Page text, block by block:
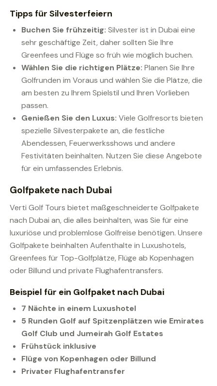
Tipps für Silvesterfeiern
Buchen Sie frühzeitig: Silvester ist in Dubai eine
sehr geschäftige Zeit, daher sollten Sie Ihre
Greenfees und Flüge so früh wie möglich buchen.
Wählen Sie die richtigen Plätze: Planen Sie Ihre
Golfrunden im Voraus und wählen Sie die Plätze, die
am besten zu Ihrem Spielstil und Ihren Vorlieben
passen.
Genießen Sie den Luxus: Viele Golfresorts bieten
spezielle Silvesterpakete an, die festliche
Abendessen, Feuerwerksshows und andere
Festivitäten beinhalten. Nutzen Sie diese Angebote
für ein umfassendes Erlebnis.
Golfpakete nach Dubai
Verti Golf Tours bietet maßgeschneiderte Golfpakete
nach Dubai an, die alles beinhalten, was Sie für eine
luxuriöse und problemlose Golfreise benötigen. Unsere
Golfpakete beinhalten Aufenthalte in Luxushotels,
Greenfees für Top-Golfplätze, Flüge ab Kopenhagen
oder Billund und private Flughafentransfers.
Beispiel für ein Golfpaket nach Dubai
7 Nächte in einem Luxushotel
5 Runden Golf auf Spitzenplätzen wie Emirates
Golf Club und Jumeirah Golf Estates
Frühstück inklusive
Flüge von Kopenhagen oder Billund
Privater Flughafentransfer